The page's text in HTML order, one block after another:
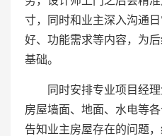
寸，同时和业主深入沟通
好、功能需求等内容，为
基础。
同时安排专业项目经
房屋墙面、地面、水电等
告知业主房屋存在的问题